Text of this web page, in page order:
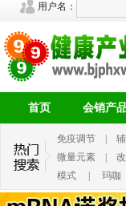
用户名：
首页 会销产
免疫调节
微量元素
模式
玛咖